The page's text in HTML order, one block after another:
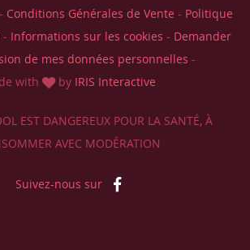
- Conditions Générales de Vente - Politique
- Informations sur les cookies - Demander
de mes données personnelles -
with
by IRIS Interactive
EST DANGEREUX POUR LA SANTÉ, À
AVEC MODÉRATION
Suivez-nous sur